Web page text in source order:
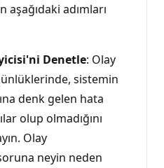
aşağıdaki adımları
Denetle: Olay
sistemin
denk gelen hata
olup olmadığını
Olay
neyin neden